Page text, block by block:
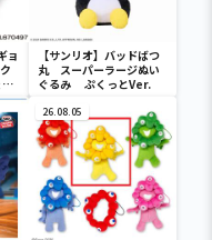
ョ
【サンリオ】バッドばつ
丸 スーパーラージぬい
ぐるみ ぷくっとVer.
26.08.05